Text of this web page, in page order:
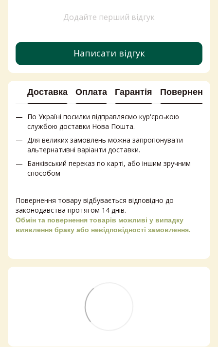
Газовані напої
Масло вершкове та маргарин
Соуси ціна
Додайте перший відгук
Написати відгук
Доставка Оплата Гарантія Повернення
По Україні посилки відправляємо кур'єрською
службою доставки Нова Пошта.
Для великих замовлень можна запропонувати
альтернативні варіанти доставки.
Банківський переказ по карті, або іншим зручним
способом
Повернення товару відбувається відповідно до
законодавства протягом 14 днів.
Обмін та повернення товарів можливі у випадку
виявлення браку або невідповідності замовлення.